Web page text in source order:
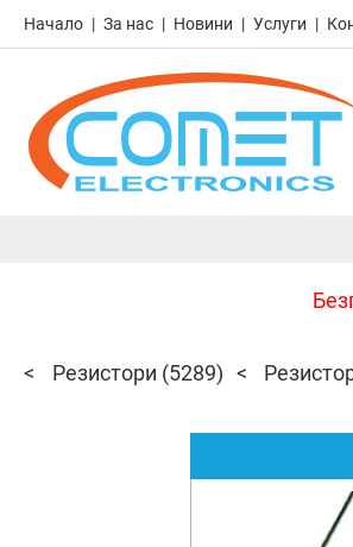
Начало За нас Новини Услуги
Резистори (5289)